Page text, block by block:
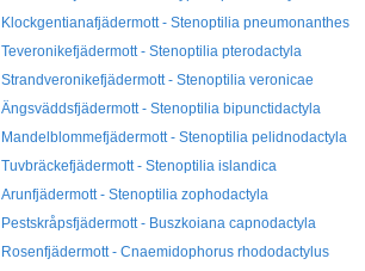
Klockgentianafjädermott - Stenoptilia pneumonanthes
Teveronikefjädermott - Stenoptilia pterodactyla
Strandveronikefjädermott - Stenoptilia veronicae
Ängsväddsfjädermott - Stenoptilia bipunctidactyla
Mandelblommefjädermott - Stenoptilia pelidnodactyla
Tuvbräckefjädermott - Stenoptilia islandica
Arunfjädermott - Stenoptilia zophodactyla
Pestskråpsfjädermott - Buszkoiana capnodactyla
Rosenfjädermott - Cnaemidophorus rhododactylus